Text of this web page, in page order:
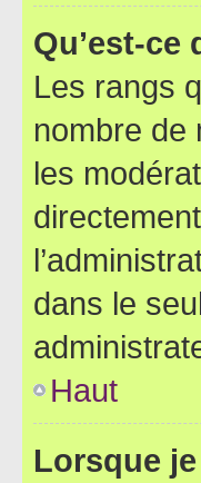
Qu’est-
Les rangs
nombre de
les
dans le
Haut
Lorsque